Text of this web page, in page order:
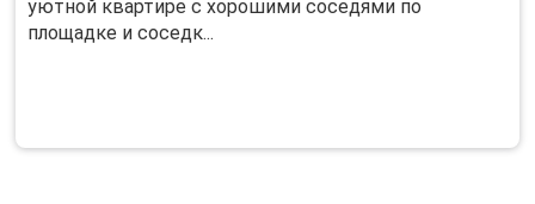
уютной квартире с хорошими соседями по
площадке и соседк...